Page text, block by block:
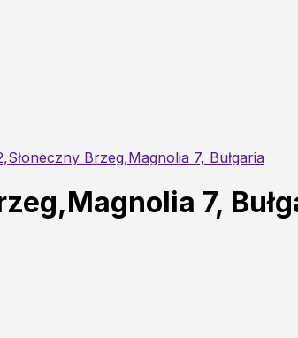
Brzeg,Magnolia 7, Bułgaria
7,